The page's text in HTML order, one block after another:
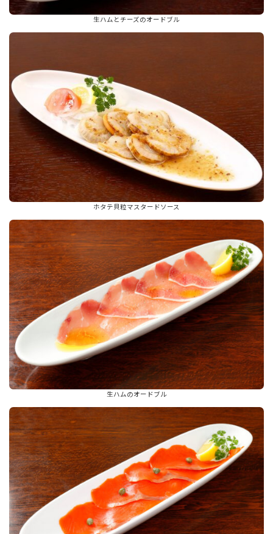
生ハムとチーズのオードブル
ホタテ貝粒マスタードソース
生ハムのオードブル